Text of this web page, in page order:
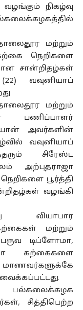
நிகழ்வு
மற்றும்
நெறிகளை
சான்றிதழ்கள்
வவுனியாப்
மற்றும்
பணிப்பாளர்
அவர்களின்
வவுனியாப்
சிரேஸ்ட
அற்புதராஜா
பூர்த்தி
வழங்கி
வியாபார
மற்றும்
டிப்ளோமா,
கற்கைகளை
பல்கலைக்கழக
சித்திபெற்ற